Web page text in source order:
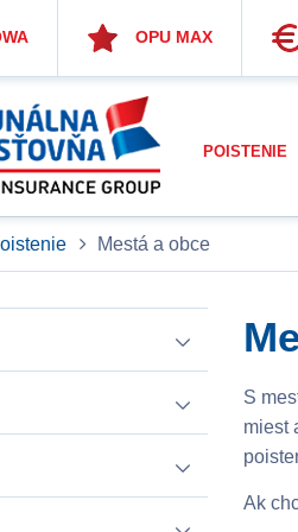
OPU MAX
POISTENIE
Mestá a obce
detské
poistenie
S
miest
Ak